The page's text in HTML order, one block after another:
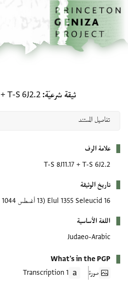
إلى المحتوى الرئيسي
الرئيسية
ثيقة شرعيّة T-S 6J2.2
+
علامة الرف
T-S 6J2.2
+
T-S 8J11.17
تاريخ الوثيقة
16 Elul 1355 Seleucid
(13 أغسطس 1044 CE)
اللغة الأساسية
Judaeo-Arabic
What's in the PGP
صورة
1 Transcription